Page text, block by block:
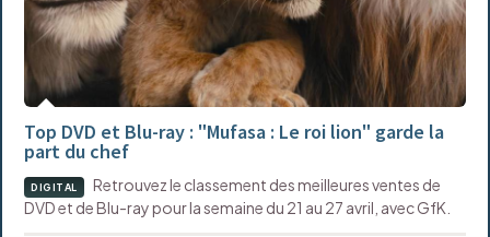
Top DVD et Blu-ray : "Mufasa : Le roi lion" garde la
part du chef
DIGITAL
Retrouvez le classement des meilleures ventes de
DVD et de Blu-ray pour la semaine du 21 au 27 avril, avec GfK.